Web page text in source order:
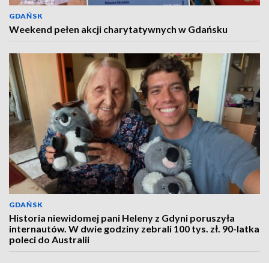
GDAŃSK
Weekend pełen akcji charytatywnych w Gdańsku
GDAŃSK
Historia niewidomej pani Heleny z Gdyni poruszyła
internautów. W dwie godziny zebrali 100 tys. zł. 90-latka
poleci do Australii